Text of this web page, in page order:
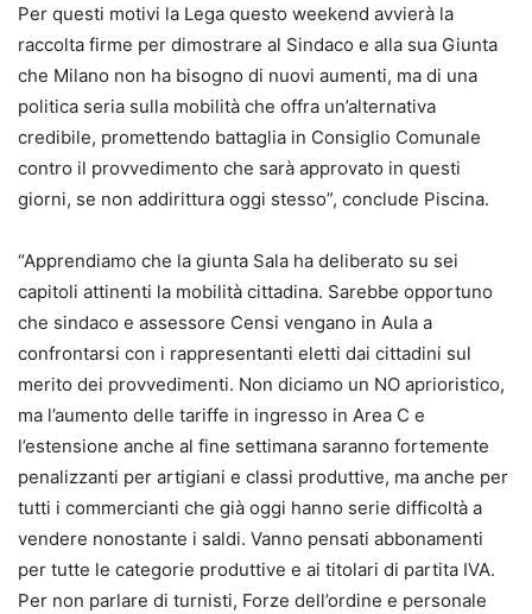
Per questi motivi la Lega questo weekend avvierà la
raccolta firme per dimostrare al Sindaco e alla sua Giunta
che Milano non ha bisogno di nuovi aumenti, ma di una
politica seria sulla mobilità che offra un’alternativa
credibile, promettendo battaglia in Consiglio Comunale
contro il provvedimento che sarà approvato in questi
giorni, se non addirittura oggi stesso”, conclude Piscina.
“Apprendiamo che la giunta Sala ha deliberato su sei
capitoli attinenti la mobilità cittadina. Sarebbe opportuno
che sindaco e assessore Censi vengano in Aula a
confrontarsi con i rappresentanti eletti dai cittadini sul
merito dei provvedimenti. Non diciamo un NO aprioristico,
ma l’aumento delle tariffe in ingresso in Area C e
l’estensione anche al fine settimana saranno fortemente
penalizzanti per artigiani e classi produttive, ma anche per
tutti i commercianti che già oggi hanno serie difficoltà a
vendere nonostante i saldi. Vanno pensati abbonamenti
per tutte le categorie produttive e ai titolari di partita IVA.
Per non parlare di turnisti, Forze dell’ordine e personale